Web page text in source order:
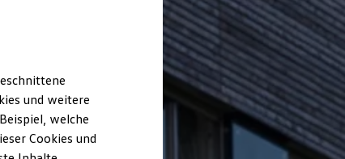
und weitere
welche
Cookies und